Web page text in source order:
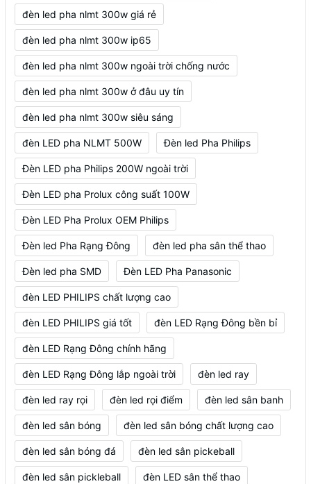
đèn led pha nlmt 300w giá rẻ
đèn led pha nlmt 300w ip65
đèn led pha nlmt 300w ngoài trời chống nước
đèn led pha nlmt 300w ở đâu uy tín
đèn led pha nlmt 300w siêu sáng
đèn LED pha NLMT 500W Đèn led Pha Philips
Đèn LED pha Philips 200W ngoài trời
Đèn LED pha Prolux công suất 100W
Đèn LED Pha Prolux OEM Philips
Đèn led Pha Rạng Đông đèn led pha sân thể thao
Đèn led pha SMD Đèn LED Pha Panasonic
đèn LED PHILIPS chất lượng cao
đèn LED PHILIPS giá tốt đèn LED Rạng Đông bền bỉ
đèn LED Rạng Đông chính hãng
đèn LED Rạng Đông lắp ngoài trời đèn led ray
đèn led ray rọi đèn led rọi điểm đèn led sân banh
đèn led sân bóng đèn led sân bóng chất lượng cao
đèn led sân bóng đá đèn led sân pickeball
đèn led sân pickleball đèn LED sân thể thao